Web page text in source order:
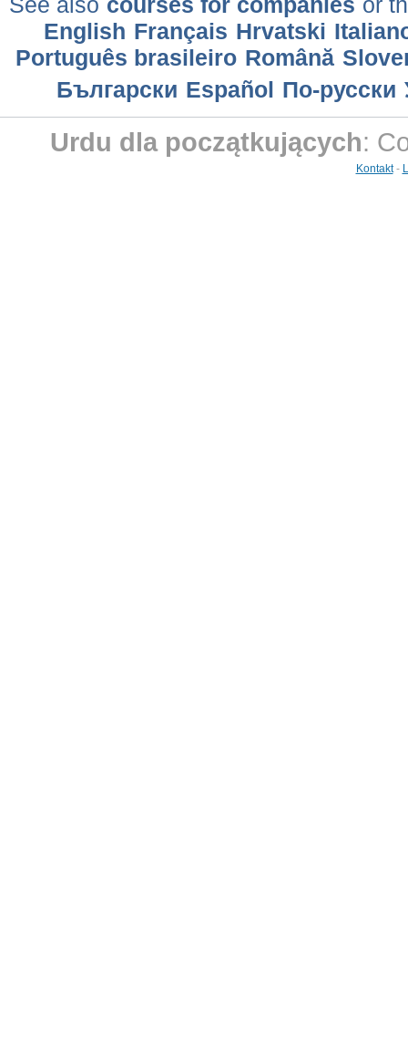
English Français Hrvatski
Português brasileiro Română
Български Еspañol По-русски
Urdu dla początkujących:
Kontakt-